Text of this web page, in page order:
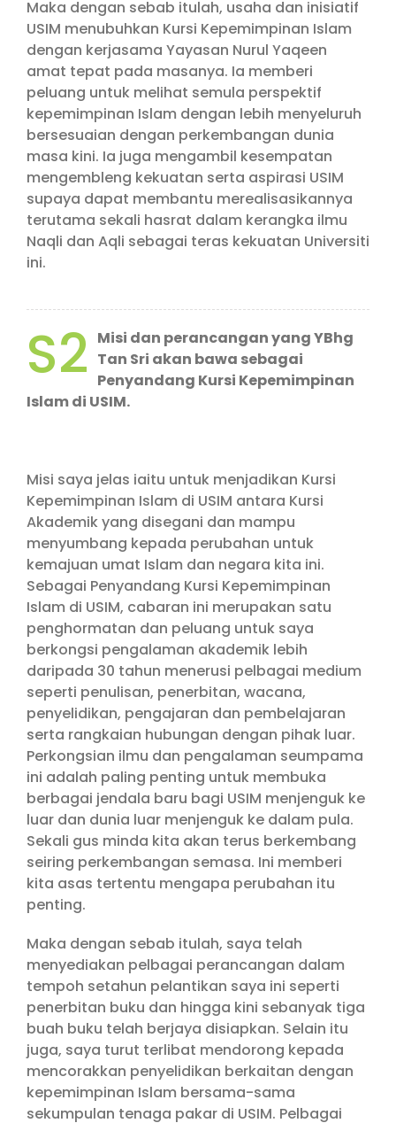
Maka dengan sebab itulah, usaha dan inisiatif
USIM menubuhkan Kursi Kepemimpinan Islam
dengan kerjasama Yayasan Nurul Yaqeen
amat tepat pada masanya. Ia memberi
peluang untuk melihat semula perspektif
kepemimpinan Islam dengan lebih menyeluruh
bersesuaian dengan perkembangan dunia
masa kini. Ia juga mengambil kesempatan
mengembleng kekuatan serta aspirasi USIM
supaya dapat membantu merealisasikannya
terutama sekali hasrat dalam kerangka ilmu
Naqli dan Aqli sebagai teras kekuatan Universiti
ini.
S2 Misi dan perancangan yang YBhg
Tan Sri akan bawa sebagai
Penyandang Kursi Kepemimpinan
Islam di USIM.
Misi saya jelas iaitu untuk menjadikan Kursi
Kepemimpinan Islam di USIM antara Kursi
Akademik yang disegani dan mampu
menyumbang kepada perubahan untuk
kemajuan umat Islam dan negara kita ini.
Sebagai Penyandang Kursi Kepemimpinan
Islam di USIM, cabaran ini merupakan satu
penghormatan dan peluang untuk saya
berkongsi pengalaman akademik lebih
daripada 30 tahun menerusi pelbagai medium
seperti penulisan, penerbitan, wacana,
penyelidikan, pengajaran dan pembelajaran
serta rangkaian hubungan dengan pihak luar.
Perkongsian ilmu dan pengalaman seumpama
ini adalah paling penting untuk membuka
berbagai jendala baru bagi USIM menjenguk ke
luar dan dunia luar menjenguk ke dalam pula.
Sekali gus minda kita akan terus berkembang
seiring perkembangan semasa. Ini memberi
kita asas tertentu mengapa perubahan itu
penting.
Maka dengan sebab itulah, saya telah
menyediakan pelbagai perancangan dalam
tempoh setahun pelantikan saya ini seperti
penerbitan buku dan hingga kini sebanyak tiga
buah buku telah berjaya disiapkan. Selain itu
juga, saya turut terlibat mendorong kepada
mencorakkan penyelidikan berkaitan dengan
kepemimpinan Islam bersama-sama
sekumpulan tenaga pakar di USIM. Pelbagai